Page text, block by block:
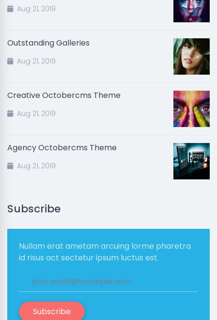
Aug 21, 2019
Outstanding Galleries
Aug 21, 2019
Creative Octobercms Theme
Aug 21, 2019
Agency Octobercms Theme
Aug 21, 2019
Subscribe
Nullam erat ametam arcuing lorme pharetra
id risus act sectetur ipsum luctus est.
Subscribe